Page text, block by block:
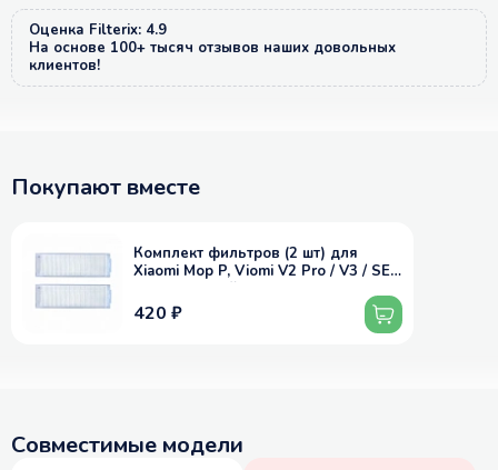
Оценка Filterix: 4.9
На основе 100+ тысяч отзывов наших довольных
клиентов!
Покупают вместе
Комплект фильтров (2 шт) для
Xiaomi Mop P, Viomi V2 Pro / V3 / SE
и др. моделей
420 ₽
Совместимые модели